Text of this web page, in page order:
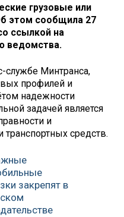
грузовые или
этом сообщила 27
ссылкой на
ведомства.
службе Минтранса,
профилей и
надежности
задачей является
и
транспортных средств.
закрепят в